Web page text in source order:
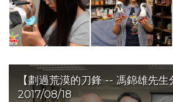
【劃過荒漠的刀鋒 -- 馮錦雄先生
2017/08/18